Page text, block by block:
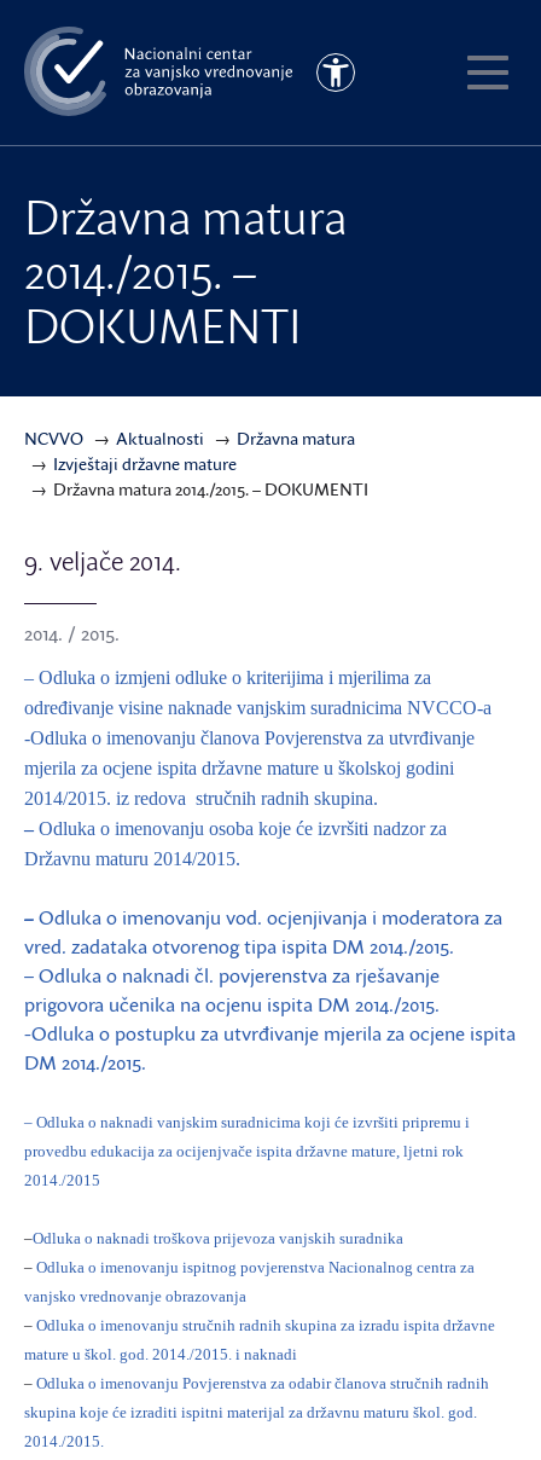
na
glavni
sadržaj
Pristupačnost
Državna matura
2014./2015. –
DOKUMENTI
NCVVO Aktualnosti
Državna matura
Izvještaji državne mature
Državna matura 2014./2015. – DOKUMENTI
9. veljače 2014.
2014. / 2015.
– Odluka o izmjeni odluke o kriterijima i mjerilima za
određivanje visine naknade vanjskim suradnicima NVCCO-a
-Odluka o imenovanju članova Povjerenstva za utvrđivanje
mjerila za ocjene ispita državne mature u školskoj godini
2014/2015. iz redova stručnih radnih skupina.
– Odluka o imenovanju osoba koje će izvršiti nadzor za
Državnu maturu 2014/2015.
–Odluka o imenovanju vod. ocjenjivanja i moderatora za
vred. zadataka otvorenog tipa ispita DM 2014./2015.
– Odluka o naknadi čl. povjerenstva za rješavanje
prigovora učenika na ocjenu ispita DM 2014./2015.
-Odluka o postupku za utvrđivanje mjerila za ocjene ispita
DM 2014./2015.
– Odluka o naknadi vanjskim suradnicima koji će izvršiti pripremu i
provedbu edukacija za ocijenjvače ispita državne mature, ljetni rok
2014./2015
–Odluka o naknadi troškova prijevoza vanjskih suradnika
– Odluka o imenovanju ispitnog povjerenstva Nacionalnog centra za
vanjsko vrednovanje obrazovanja
– Odluka o imenovanju stručnih radnih skupina za izradu ispita državne
mature u škol. god. 2014./2015. i naknadi
– Odluka o imenovanju Povjerenstva za odabir članova stručnih radnih
skupina koje će izraditi ispitni materijal za državnu maturu škol. god.
2014./2015.